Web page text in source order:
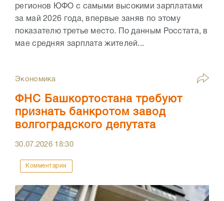
регионов ЮФО с самыми высокими зарплатами
за май 2026 года, впервые заняв по этому
показателю третье место. По данным Росстата, в
мае средняя зарплата жителей...
Экономика
ФНС Башкортостана требуют
признать банкротом завод
волгоградского депутата
30.07.2026 18:30
Комментарии